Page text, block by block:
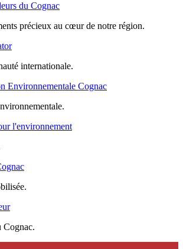
du Cognac
précieux au cœur de notre région.
internationale.
Environnementale Cognac
l'environnement
Cognac.